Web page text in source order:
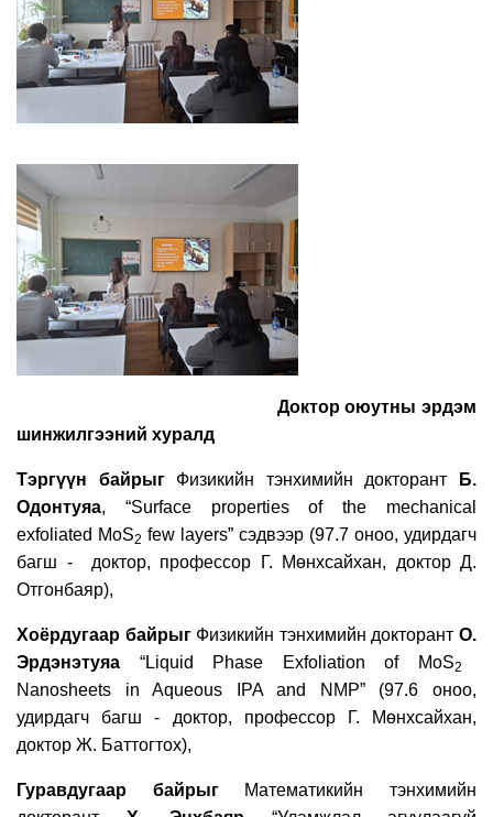
Доктор оюутны эрдэм
шинжилгээний хуралд
Тэргүүн байрыгФизикийн тэнхимийн докторант Б.
Одонтуяа, “Surface properties of the mechanical
exfoliated MoS2 few layers” сэдвээр (97.7 оноо, удирдагч
багш - доктор, профессор Г. Мөнхсайхан, доктор Д.
Отгонбаяр),
Хоёрдугаар байрыг Физикийн тэнхимийн докторантО.
Эрдэнэтуяа
“Liquid Phase Exfoliation of MoS2
Nanosheets in Aqueous IPAand NMP” (97.6оноо,
удирдагч багш - доктор, профессор Г. Мөнхсайхан,
доктор Ж. Баттогтох),
Гуравдугаар байрыг
Математикийн тэнхимийн